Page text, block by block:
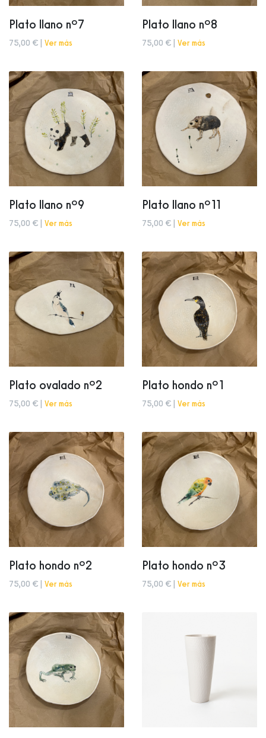
Plato llano nº7
75,00 € | Ver más
Plato llano nº8
75,00 € | Ver más
Plato llano nº9
75,00 € | Ver más
Plato llano nº11
75,00 € | Ver más
Plato ovalado nº2
75,00 € | Ver más
Plato hondo nº1
75,00 € | Ver más
Plato hondo nº2
75,00 € | Ver más
Plato hondo nº3
75,00 € | Ver más